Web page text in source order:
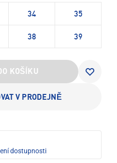
34 35
38 39
KOŠÍKU
V PRODEJNĚ
dostupnosti